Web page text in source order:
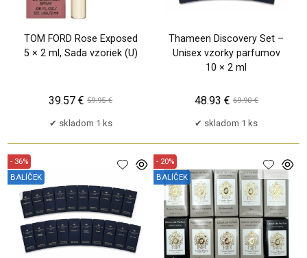
TOM FORD Rose Exposed
5 × 2 ml, Sada vzoriek (U)
skladom 1 ks
39.57 € 59.95 €
Thameen Discovery Set –
Unisex vzorky parfumov
10 × 2 ml
skladom 1 ks
48.93 € 69.90 €
- 36%
BALÍČEK
- 20%
BALÍČEK